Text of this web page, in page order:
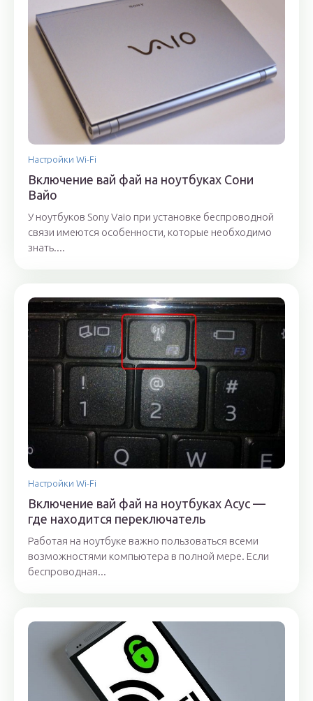
Настройки Wi-Fi
Включение вай фай на ноутбуках Сони
Вайо
У ноутбуков Sony Vaio при установке беспроводной
связи имеются особенности, которые необходимо
знать....
Настройки Wi-Fi
Включение вай фай на ноутбуках Асус —
где находится переключатель
Работая на ноутбуке важно пользоваться всеми
возможностями компьютера в полной мере. Если
беспроводная...